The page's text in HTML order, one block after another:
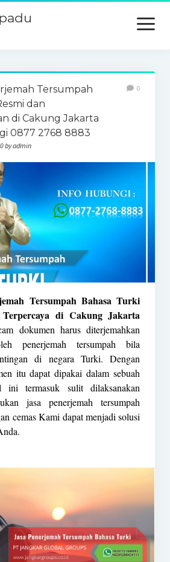
open
menu
Tersumpah
dan
di Cakung Jakarta
0877 2768 8883
by admin
0
Tersumpah Bahasa Turki
di Cakung Jakarta
dokumen harus diterjemahkan
penerjemah tersumpah bila
di negara Turki. Dengan
itu dapat dipakai dalam sebuah
ini termasuk sulit dilaksanakan
jasa penerjemah tersumpah
cemas Kami dapat menjadi solusi